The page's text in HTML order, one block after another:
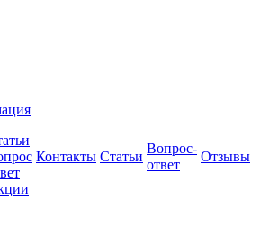
Контакты Статьи
Вопрос-
ответ
Отзывы